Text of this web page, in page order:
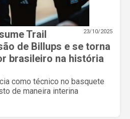
23/10/2025
Trail
de Billups e se torna
brasileiro na história
como técnico no basquete
de maneira interina